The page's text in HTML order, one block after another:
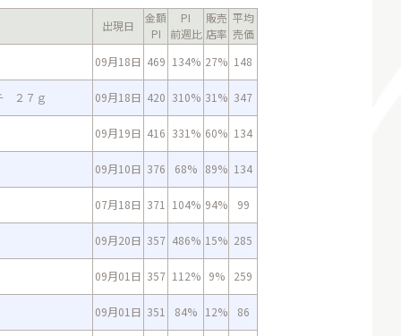
出現日
金額
PI
PI
前週比
販売
店率
平均
売価
09月18日 469 134% 27% 148
２７ｇ 09月18日 420 310% 31% 347
09月19日 416 331% 60% 134
09月10日 376 68% 89% 134
07月18日 371 104% 94% 99
09月20日 357 486% 15% 285
09月01日 357 112% 9% 259
09月01日 351 84% 12% 86